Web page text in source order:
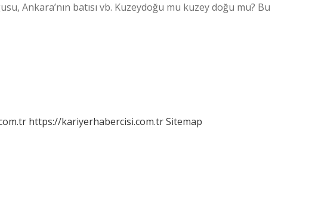
Ankara’nın batısı vb. Kuzeydoğu mu kuzey doğu mu? Bu
https://kariyerhabercisi.com.trSitemap